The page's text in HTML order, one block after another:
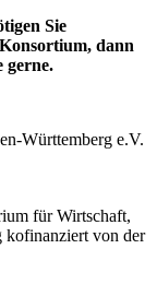
Sie
dann
gerne.
Württemberg e.V.
für Wirtschaft,
kofinanziert von der